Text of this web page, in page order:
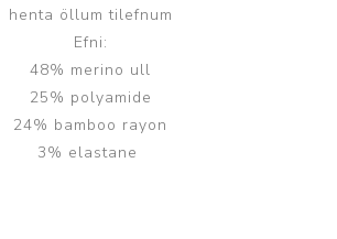
henta öllum tilefnum
Efni:
48% merino ull
25% polyamide
24% bamboo rayon
3% elastane